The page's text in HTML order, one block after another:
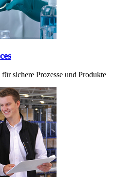
sichere Prozesse und Produkte